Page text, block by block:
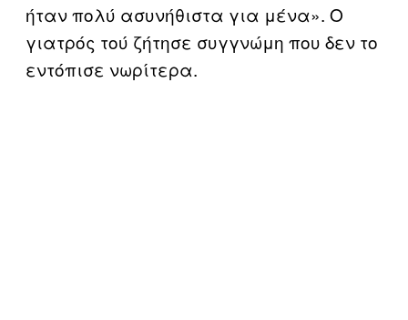
ήταν πολύ ασυνήθιστα για μένα». Ο
γιατρός τού ζήτησε συγγνώμη που δεν το
εντόπισε νωρίτερα.